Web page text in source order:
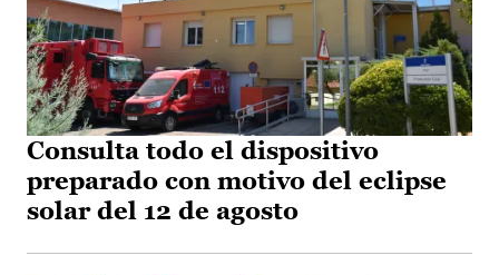
Consulta todo el dispositivo
preparado con motivo del eclipse
solar del 12 de agosto